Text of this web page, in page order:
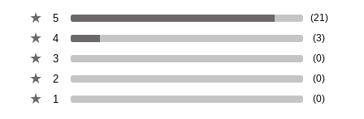
5 (21)
4 (3)
3 (0)
2 (0)
1 (0)